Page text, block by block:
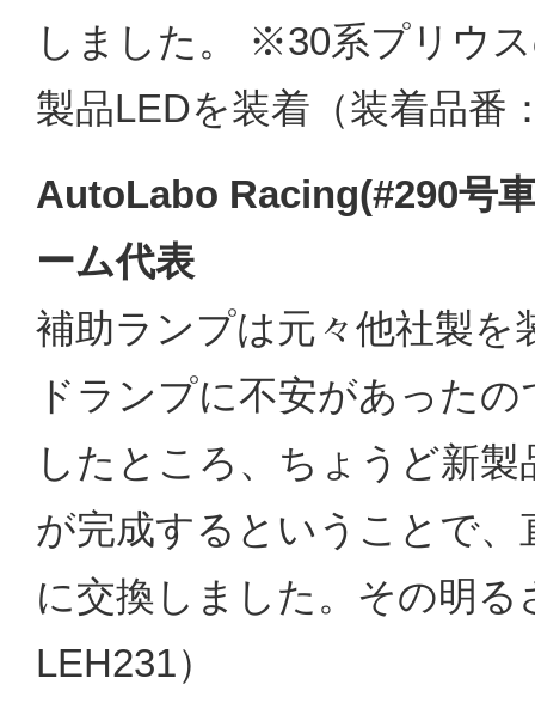
しました。 ※30系プリウ
製品LEDを装着（装着品番
AutoLabo Racing(#290号
ーム代表
補助ランプは元々他社製
ドランプに不安があった
したところ、ちょうど新
が完成するということで
に交換しました。その明
LEH231）